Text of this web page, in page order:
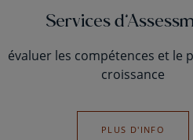
Services
évaluer les compétences et le
croissance
PLUS D'INFO